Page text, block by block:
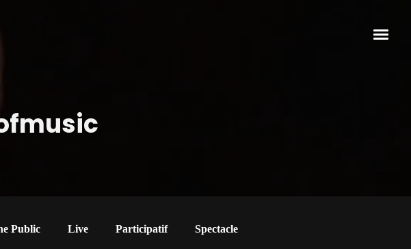
Public Live Participatif Spectacle